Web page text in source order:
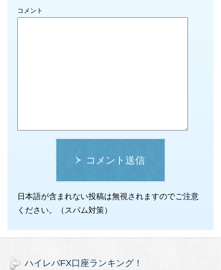
コメント
コメント送信
日本語が含まれない投稿は無視されますのでご注意
ください。（スパム対策）
ハイレバFX口座ランキング！